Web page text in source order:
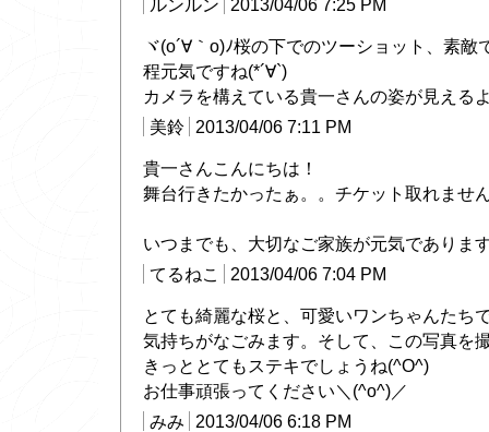
ルンルン 2013/04/06 7:25 PM
ヾ(o´∀｀o)ﾉ桜の下でのツーショット、素
程元気ですね(*´∀`)
カメラを構えている貴一さんの姿が見える
美鈴
2013/04/06 7:11 PM
貴一さんこんにちは！
舞台行きたかったぁ。。チケット取れませ
いつまでも、大切なご家族が元気でありま
てるねこ
2013/04/06 7:04 PM
とても綺麗な桜と、可愛いワンちゃんたち
気持ちがなごみます。そして、この写真を
きっととてもステキでしょうね(^O^)
お仕事頑張ってください＼(^o^)／
みみ
2013/04/06 6:18 PM